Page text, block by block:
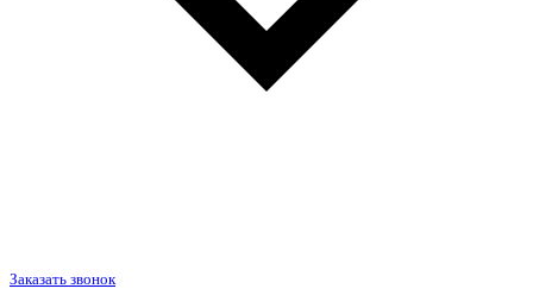
Заказать звонок